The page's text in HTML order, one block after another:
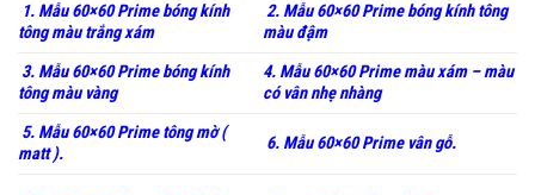
1. Mẫu 60×60 Prime bóng kính
tông màu trắng xám
2. Mẫu 60×60 Prime bóng kính tông
màu đậm
3. Mẫu 60×60 Prime bóng kính
tông màu vàng
4. Mẫu 60×60 Prime màu xám – màu
có vân nhẹ nhàng
5. Mẫu 60×60 Prime tông mờ (
matt ).
6. Mẫu 60×60 Prime vân gỗ.